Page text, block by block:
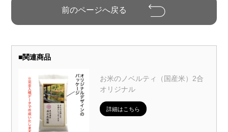
■関連商品
お米のノベルティ（国産米）2合
オリジナル
詳細はこちら